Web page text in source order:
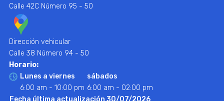
Calle 42C Número 95 - 50
Dirección vehicular
Calle 38 Número 94 - 50
Horario:
Lunes a viernes
6:00 am - 10:00 pm
sábados
6:00 am - 02:00 pm